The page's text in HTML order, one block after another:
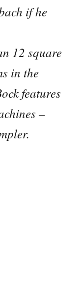
if he
12 square
in the
features
–